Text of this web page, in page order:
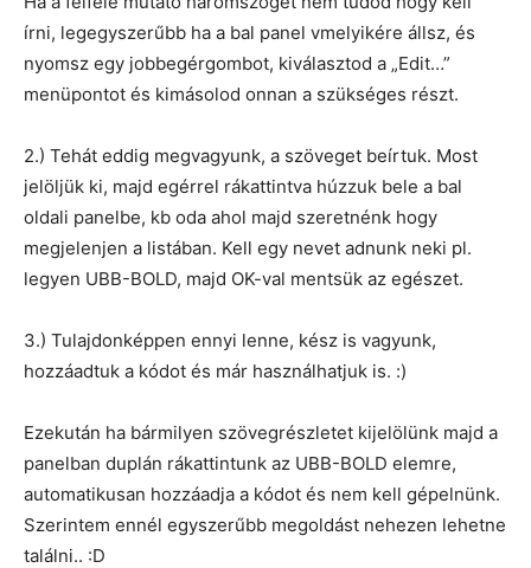
írni, legegyszerűbb ha a bal panel vmelyikére állsz, és
nyomsz egy jobbegérgombot, kiválasztod a „Edit…”
menüpontot és kimásolod onnan a szükséges részt.
2.) Tehát eddig megvagyunk, a szöveget beírtuk. Most
jelöljük ki, majd egérrel rákattintva húzzuk bele a bal
oldali panelbe, kb oda ahol majd szeretnénk hogy
megjelenjen a listában. Kell egy nevet adnunk neki pl.
legyen UBB-BOLD, majd OK-val mentsük az egészet.
3.) Tulajdonképpen ennyi lenne, kész is vagyunk,
hozzáadtuk a kódot és már használhatjuk is. :)
Ezekután ha bármilyen szövegrészletet kijelölünk majd a
panelban duplán rákattintunk az UBB-BOLD elemre,
automatikusan hozzáadja a kódot és nem kell gépelnünk.
Szerintem ennél egyszerűbb megoldást nehezen lehetne
találni.. :D